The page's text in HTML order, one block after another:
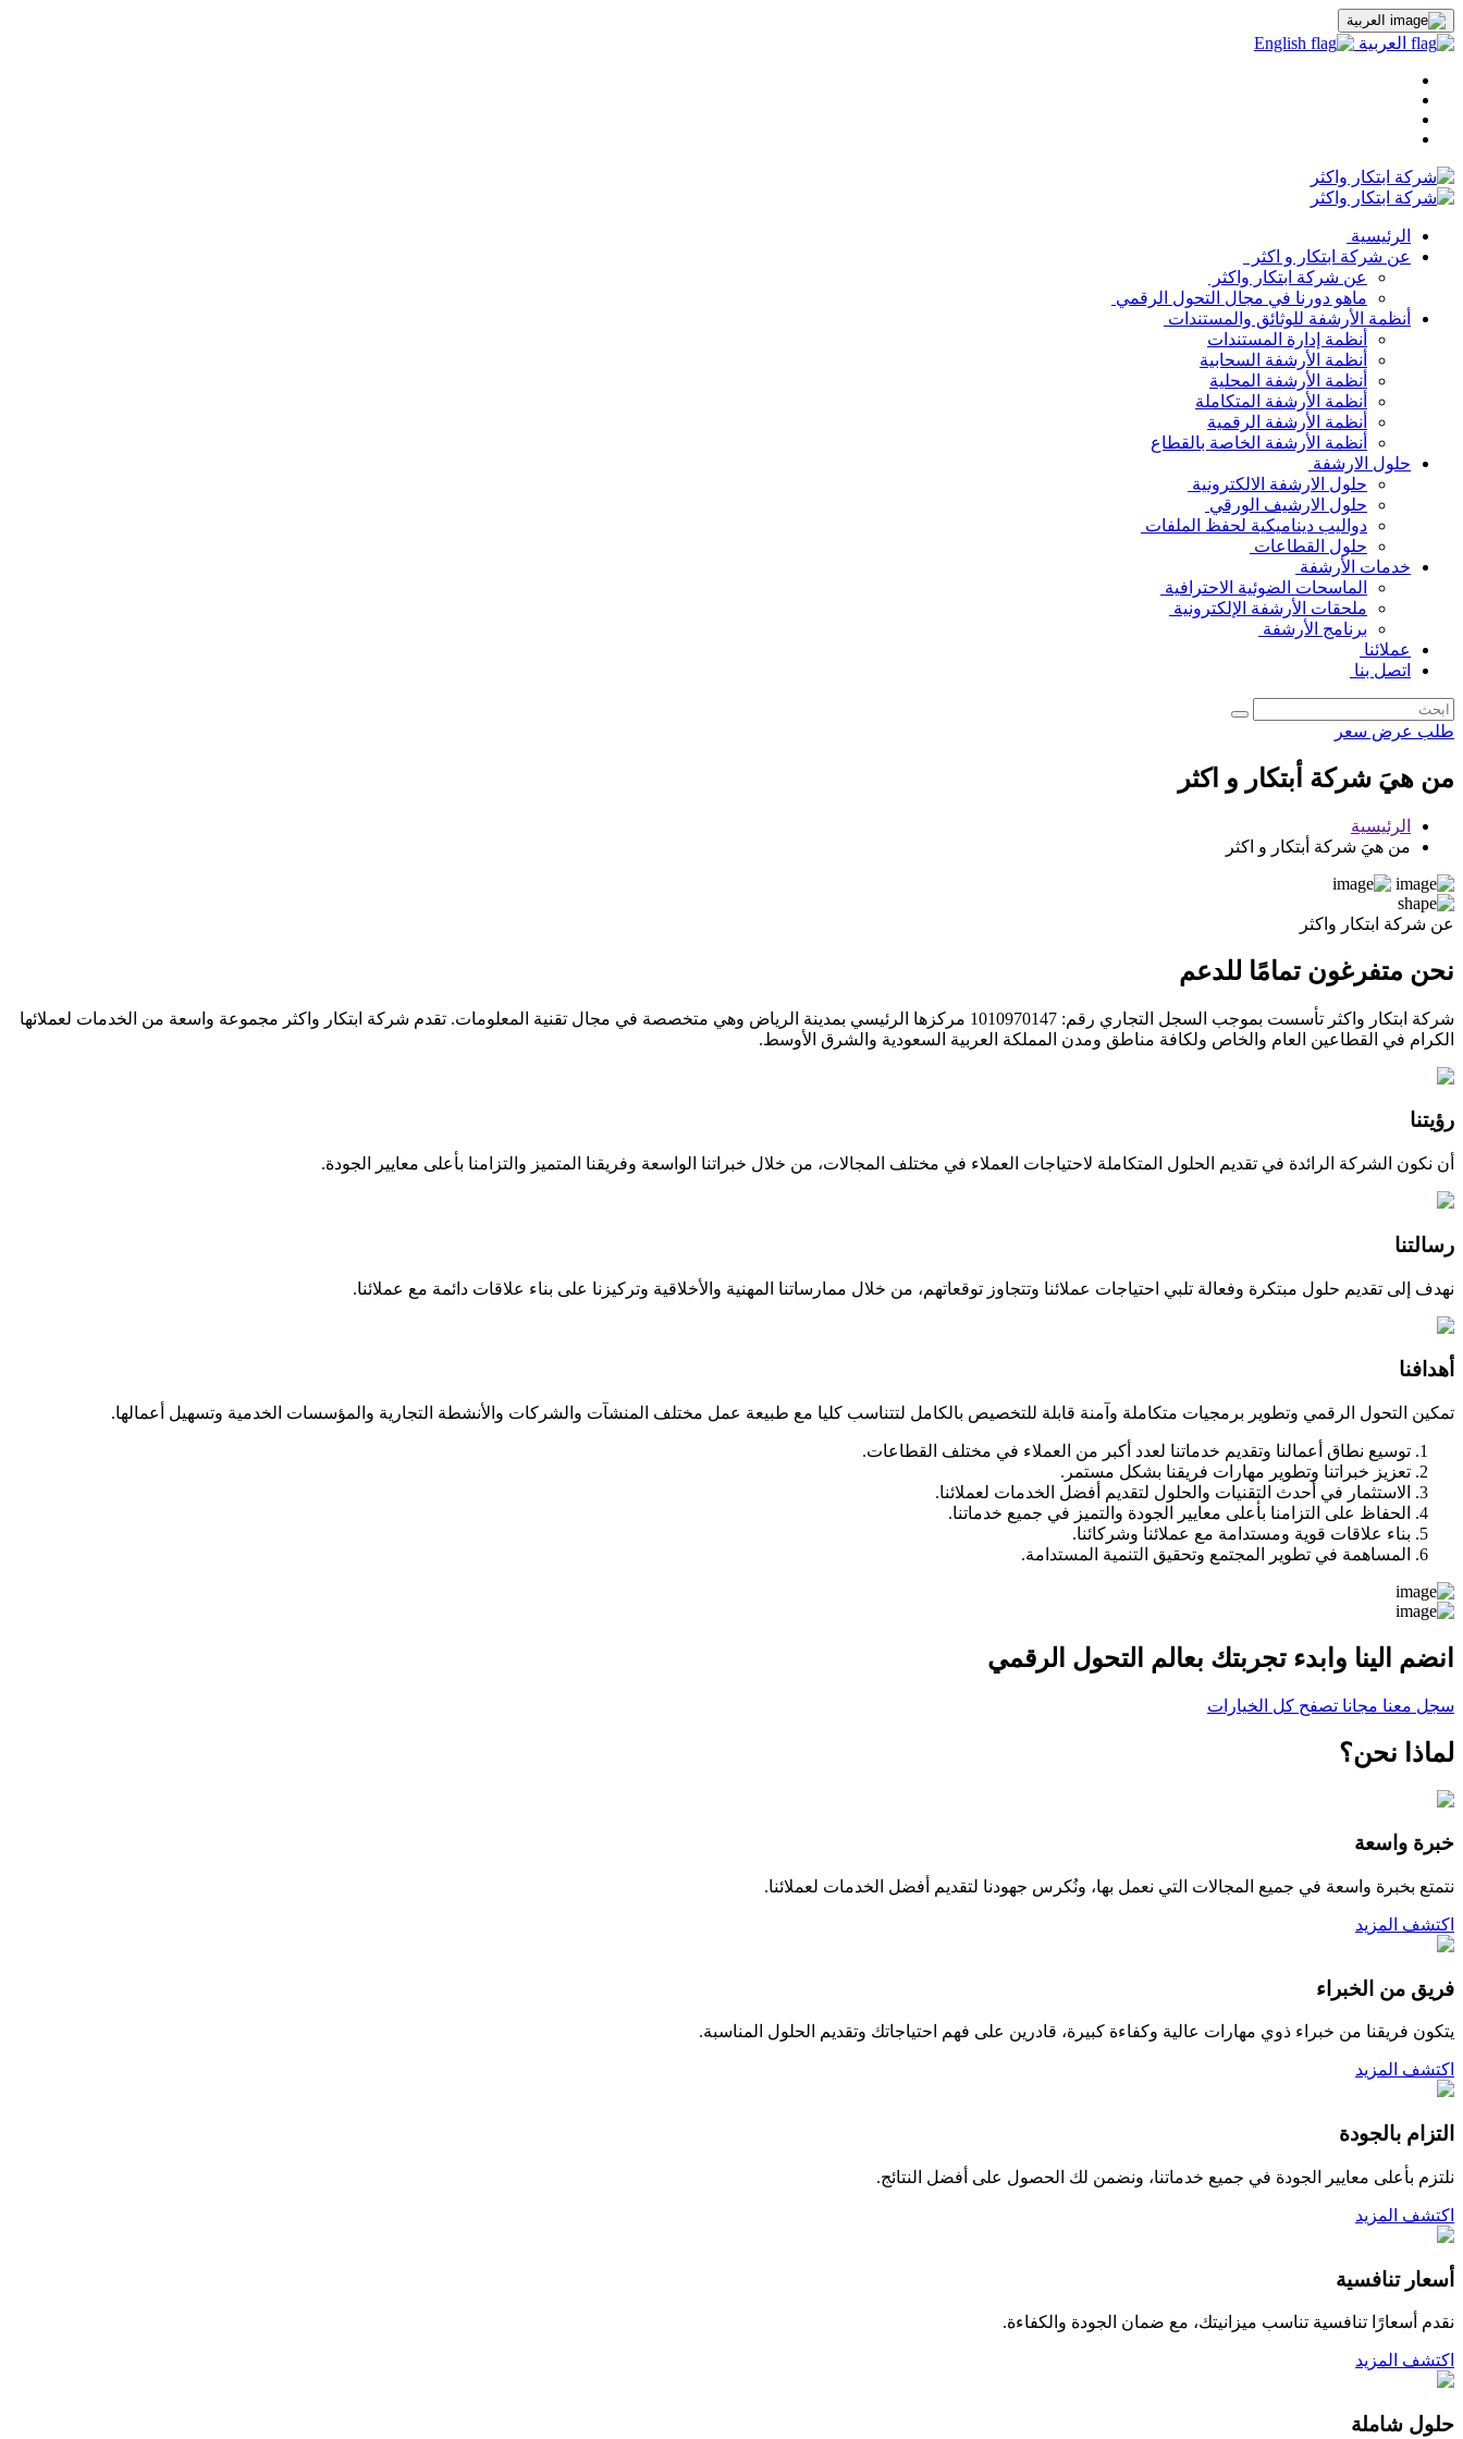
العربية
العربية English
الرئيسية
عن شركة ابتكار و اكثر
عن شركة ابتكار واكثر
ماهو دورنا في مجال التحول الرقمي
أنظمة الأرشفة للوثائق والمستندات
أنظمة إدارة المستندات
أنظمة الأرشفة السحابية
أنظمة الأرشفة المحلية
أنظمة الأرشفة المتكاملة
أنظمة الأرشفة الرقمية
أنظمة الأرشفة الخاصة بالقطاع
حلول الارشفة
حلول الارشفة الالكترونية
حلول الارشيف الورقي
دواليب ديناميكية لحفظ الملفات
حلول القطاعات
خدمات الأرشفة
الماسحات الضوئية الاحترافية
ملحقات الأرشفة الإلكترونية
برنامج الأرشفة
عملائنا
اتصل بنا
طلب عرض سعر
من هيَ شركة أبتكار و اكثر
الرئيسية
من هيَ شركة أبتكار و اكثر
عن شركة ابتكار واكثر
نحن متفرغون تمامًا للدعم
شركة ابتكار واكثر تأسست بموجب السجل التجاري رقم: 1010970147 مركزها الرئيسي بمدينة الرياض وهي متخصصة في مجال تقنية المعلومات. تقدم شركة ابتكار واكثر مجموعة واسعة من الخدمات لعملائها
الكرام في القطاعين العام والخاص ولكافة مناطق ومدن المملكة العربية السعودية والشرق الأوسط.
رؤيتنا
أن نكون الشركة الرائدة في تقديم الحلول المتكاملة لاحتياجات العملاء في مختلف المجالات، من خلال خبراتنا الواسعة وفريقنا المتميز والتزامنا بأعلى معايير الجودة.
رسالتنا
نهدف إلى تقديم حلول مبتكرة وفعالة تلبي احتياجات عملائنا وتتجاوز توقعاتهم، من خلال ممارساتنا المهنية والأخلاقية وتركيزنا على بناء علاقات دائمة مع عملائنا.
أهدافنا
تمكين التحول الرقمي وتطوير برمجيات متكاملة وآمنة قابلة للتخصيص بالكامل لتتناسب كليا مع طبيعة عمل مختلف المنشآت والشركات والأنشطة التجارية والمؤسسات الخدمية وتسهيل أعمالها.
توسيع نطاق أعمالنا وتقديم خدماتنا لعدد أكبر من العملاء في مختلف القطاعات.
تعزيز خبراتنا وتطوير مهارات فريقنا بشكل مستمر.
الاستثمار في أحدث التقنيات والحلول لتقديم أفضل الخدمات لعملائنا.
الحفاظ على التزامنا بأعلى معايير الجودة والتميز في جميع خدماتنا.
بناء علاقات قوية ومستدامة مع عملائنا وشركائنا.
المساهمة في تطوير المجتمع وتحقيق التنمية المستدامة.
انضم الينا وابدء تجربتك بعالم التحول الرقمي
سجل معنا مجانا تصفح كل الخيارات
لماذا نحن؟
خبرة واسعة
نتمتع بخبرة واسعة في جميع المجالات التي نعمل بها، ونُكرس جهودنا لتقديم أفضل الخدمات لعملائنا.
اكتشف المزيد
فريق من الخبراء
يتكون فريقنا من خبراء ذوي مهارات عالية وكفاءة كبيرة، قادرين على فهم احتياجاتك وتقديم الحلول المناسبة.
اكتشف المزيد
التزام بالجودة
نلتزم بأعلى معايير الجودة في جميع خدماتنا، ونضمن لك الحصول على أفضل النتائج.
اكتشف المزيد
أسعار تنافسية
نقدم أسعارًا تنافسية تناسب ميزانيتك، مع ضمان الجودة والكفاءة.
اكتشف المزيد
حلول شاملة